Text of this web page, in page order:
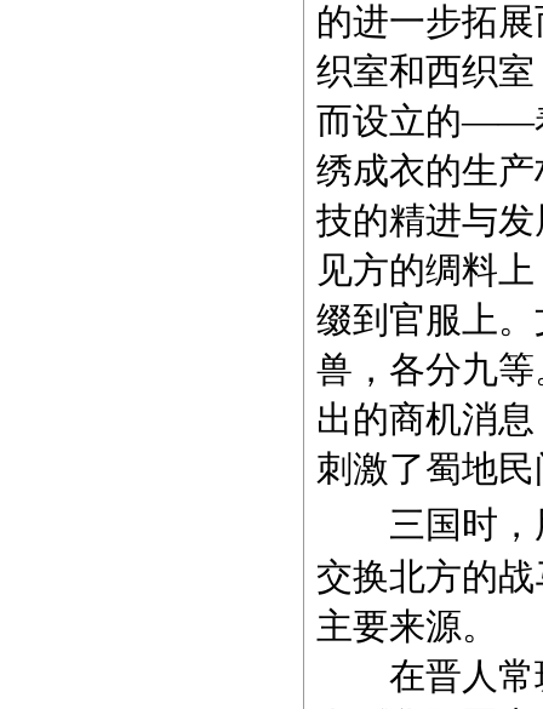
的进一步拓
织室和西织
而设立的——
绣成衣的生
技的精进与
见方的绸料
缀到官服上
兽，各分九
出的商机消
刺激了蜀地
三国时，
交换北方的
主要来源。
在晋人常璩